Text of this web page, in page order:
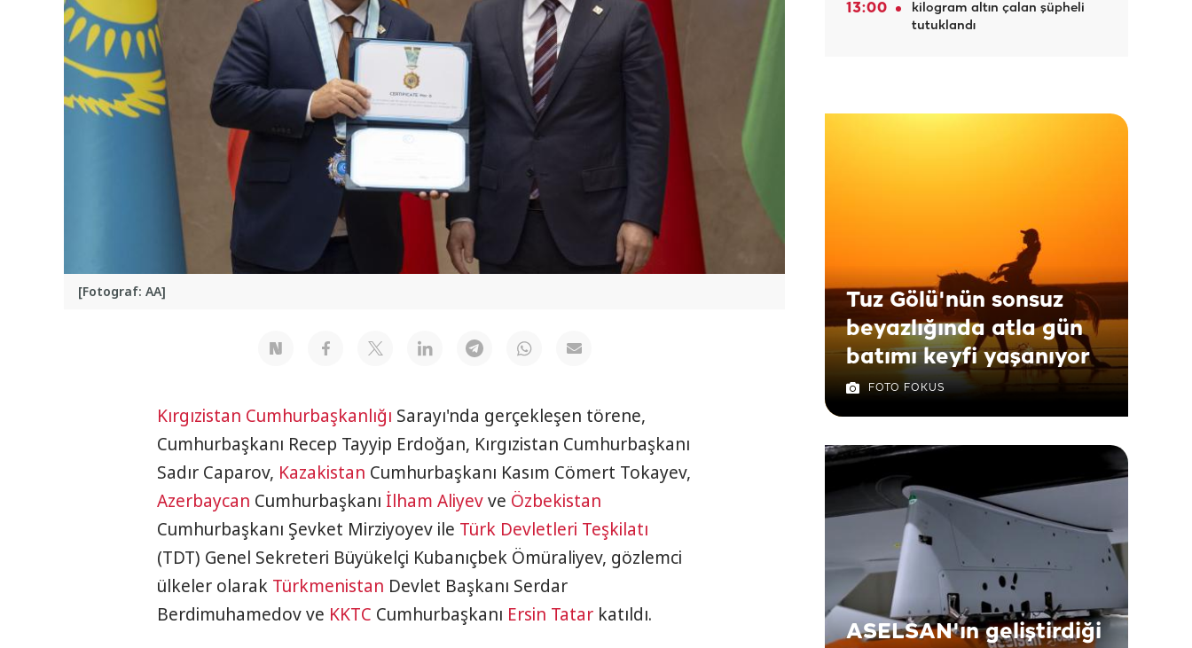
[Fotograf: AA]
Kırgızistan Cumhurbaşkanlığı Sarayı'nda gerçekleşen törene,
Cumhurbaşkanı Recep Tayyip Erdoğan, Kırgızistan Cumhurbaşkanı
Sadır Caparov, Kazakistan Cumhurbaşkanı Kasım Cömert Tokayev,
Azerbaycan Cumhurbaşkanı İlham Aliyevve Özbekistan
Cumhurbaşkanı Şevket Mirziyoyev ile Türk Devletleri Teşkilatı
(TDT) Genel Sekreteri Büyükelçi Kubanıçbek Ömüraliyev, gözlemci
ülkeler olarak Türkmenistan Devlet Başkanı Serdar
Berdimuhamedov ve KKTC Cumhurbaşkanı Ersin Tatar katıldı.
13:00
kilogram altın çalan şüpheli
tutuklandı
Tuz Gölü'nün sonsuz
beyazlığında atla gün
batımı keyfi yaşanıyor
FOTO FOKUS
ASELSAN'ın geliştirdiği